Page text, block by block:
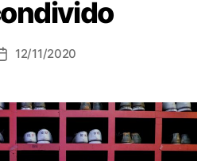
Data12/11/2020